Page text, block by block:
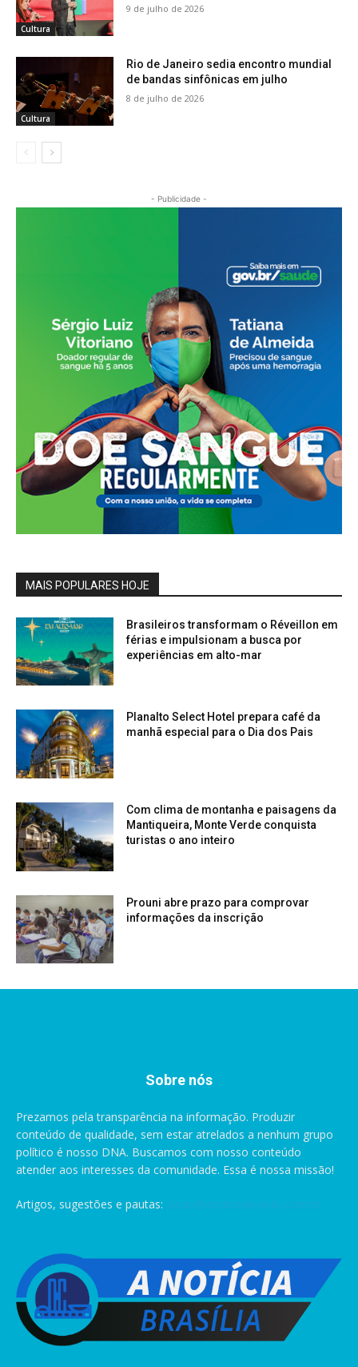
Cultura
9 de julho de 2026
Cultura
Rio de Janeiro sedia encontro mundial
de bandas sinfônicas em julho
8 de julho de 2026
- Publicidade -
MAIS POPULARES HOJE
Brasileiros transformam o Réveillon em
férias e impulsionam a busca por
experiências em alto-mar
Planalto Select Hotel prepara café da
manhã especial para o Dia dos Pais
Com clima de montanha e paisagens da
Mantiqueira, Monte Verde conquista
turistas o ano inteiro
Prouni abre prazo para comprovar
informações da inscrição
Sobre nós
Prezamos pela transparência na informação. Produzir
conteúdo de qualidade, sem estar atrelados a nenhum grupo
político é nosso DNA. Buscamos com nosso conteúdo
atender aos interesses da comunidade. Essa é nossa missão!
Artigos, sugestões e pautas: pauta@anoticiabrasilia.com.br